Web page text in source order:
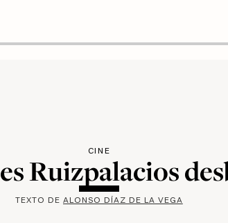
CINE
es Ruizpalacios
TEXTO DE ALONSO DÍAZ DE LA VEGA